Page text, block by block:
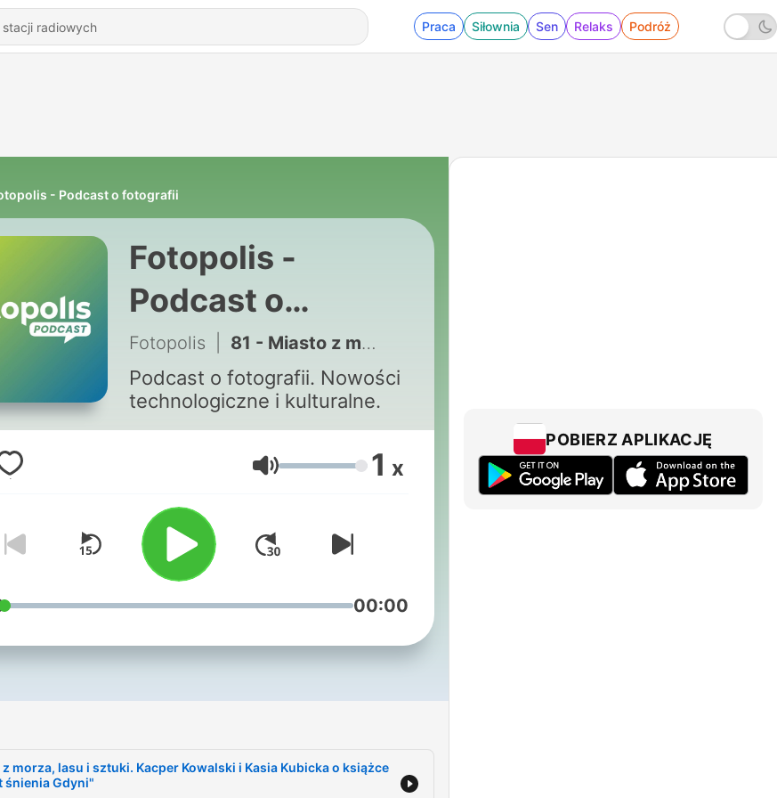
Praca Siłownia Sen Relaks Podróż
- Podcast o fotografii
Fotopolis -
Podcast o
fotografii
Fotopolis 81 - Miasto z morza, lasu i sztuki. Kacper Kowalski i Kasia Kubicka o książce „100 lat śnienia Gdyni"
Podcast o fotografii. Nowości
technologiczne i kulturalne.
Głośność 1 x
00:00
morza, lasu i sztuki. Kacper Kowalski i Kasia Kubicka o książce
śnienia Gdyni"
POBIERZ APLIKACJĘ